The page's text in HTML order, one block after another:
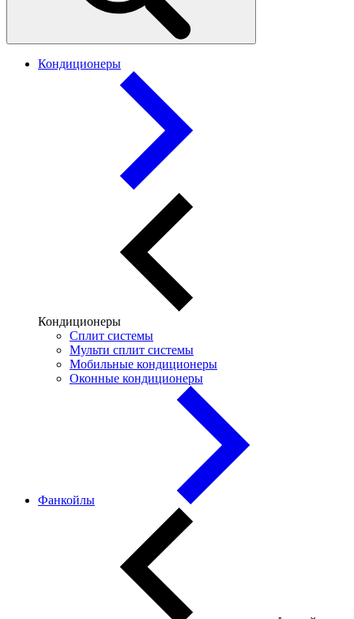
Кондиционеры
Кондиционеры
Сплит системы
Мульти сплит системы
Мобильные кондиционеры
Оконные кондиционеры
Фанкойлы